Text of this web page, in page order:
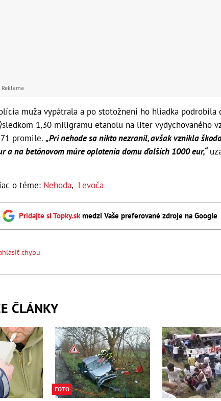
Reklama
muža vypátrala a po stotožnení ho hliadka podrobila
1,30 miligramu etanolu na liter vydychovaného
promile. „Pri nehode sa nikto nezranil, avšak vznikla
a na betónovom múre oplotenia domu ďalších 1000 eur,“
o téme: Nehoda, Levoča
Pridajte si Topky.skmedzi Vaše preferované zdroje na Google
chybu
ČLÁNKY
FOTO